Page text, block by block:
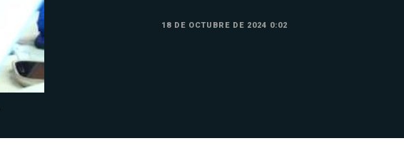
18 DE OCTUBRE DE 2024 0:02